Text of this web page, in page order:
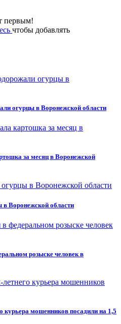
первым!
чтобы добавлять
огурцы в Воронежской области
за месяц в Воронежской
Воронежской области
розыске человек в
курьера мошенников посадили на 1,5